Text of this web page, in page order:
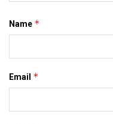
Name *
Email *